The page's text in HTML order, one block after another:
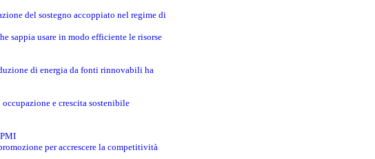
del sostegno accoppiato nel regime di
sappia usare in modo efficiente le risorse
di energia da fonti rinnovabili ha
e crescita sostenibile
per accrescere la competitività